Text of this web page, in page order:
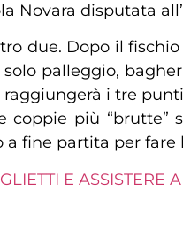
Novara disputata
due. Dopo il
palleggio,
i tre
più
fine partita per fare
E